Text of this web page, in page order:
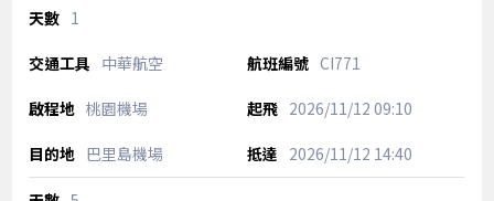
1
中華航空 CI771
桃園機場 2026/11/12 09:10
巴里島機場 2026/11/12 14:40